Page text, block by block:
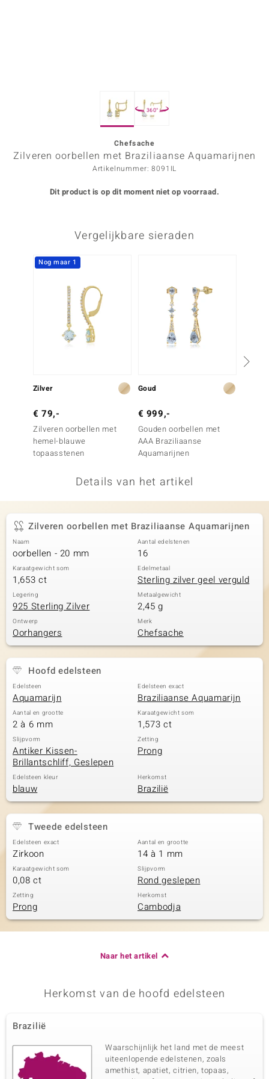
Collection
360°
Chefsache
Zilveren oorbellen met Braziliaanse Aquamarijnen
Artikelnummer: 8091IL
Dit product is op dit moment niet op voorraad.
Vergelijkbare sieraden
Nog maar 1
Zilver
€ 79,-
Zilveren oorbellen met
hemel-blauwe
topaasstenen
Goud
€ 999,-
Gouden oorbellen met
AAA Braziliaanse
Aquamarijnen
Details van het artikel
Zilveren oorbellen met Braziliaanse Aquamarijnen
Naam
oorbellen - 20 mm
Aantal edelstenen
16
Karaatgewicht som
1,653 ct
Edelmetaal
Sterling zilver geel verguld
Legering
925 Sterling Zilver
Metaalgewicht
2,45 g
Ontwerp
Oorhangers
Merk
Chefsache
Hoofd edelsteen
Edelsteen
Aquamarijn
Edelsteen exact
Braziliaanse Aquamarijn
Aantal en grootte
2 à 6 mm
Karaatgewicht som
1,573 ct
Slijpvorm
Antiker Kissen-
Brillantschliff, Geslepen
Zetting
Prong
Edelsteen kleur
blauw
Herkomst
Brazilië
Tweede edelsteen
Edelsteen exact
Zirkoon
Aantal en grootte
14 à 1 mm
Karaatgewicht som
0,08 ct
Slijpvorm
Rond geslepen
Zetting
Prong
Herkomst
Cambodja
Naar het artikel
Herkomst van de hoofd edelsteen
Brazilië
Waarschijnlijk het land met de meest
uiteenlopende edelstenen, zoals
amethist, apatiet, citrien, topaas,